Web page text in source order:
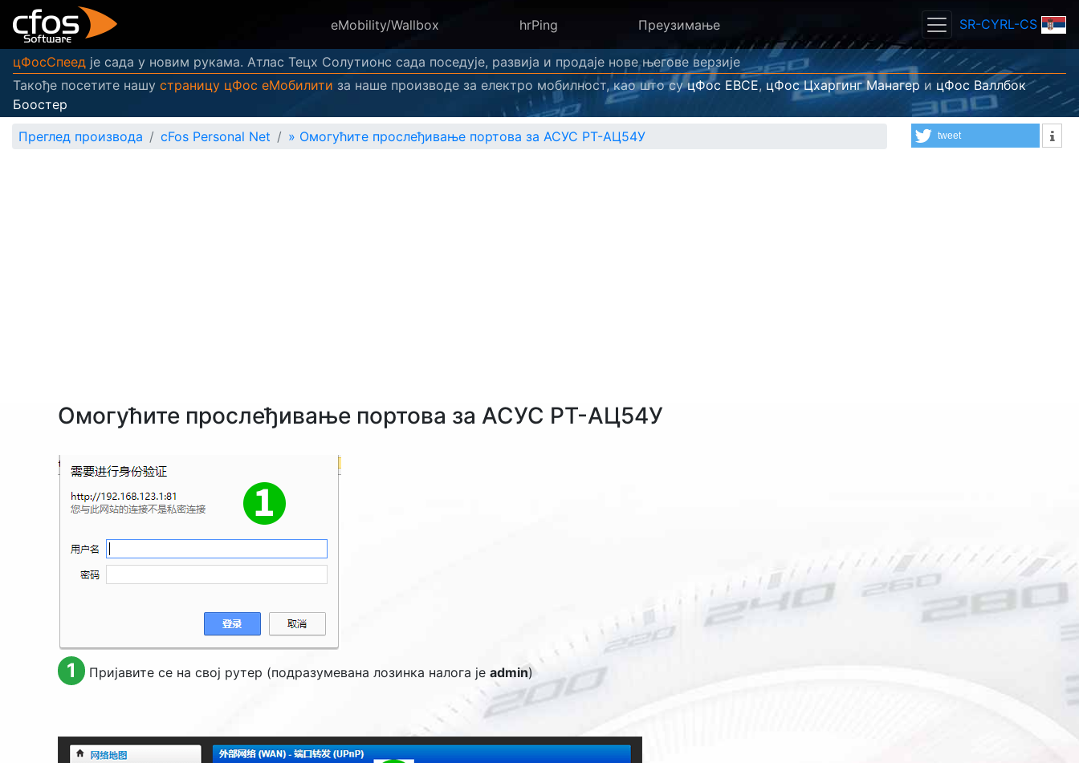
eMobility/Wallbox hrPing Преузимање SR-CYRL-CS
цФосСпеед је сада у новим рукама. Атлас Тецх Солутионс сада поседује, развија и продаје нове његове верзије
Такође посетите нашу страницу цФос еМобилити за наше производе за електро мобилност, као што суцФос ЕВСЕ, цФос Цхаргинг Манагер и цФос Валлбок
Боостер
Преглед производа
cFos Personal Net » Омогућите прослеђивање портова за АСУС РТ-АЦ54У tweet
Омогућите прослеђивање портова за АСУС РТ-АЦ54У
1 Пријавите се на свој рутер (подразумевана лозинка налога је admin)